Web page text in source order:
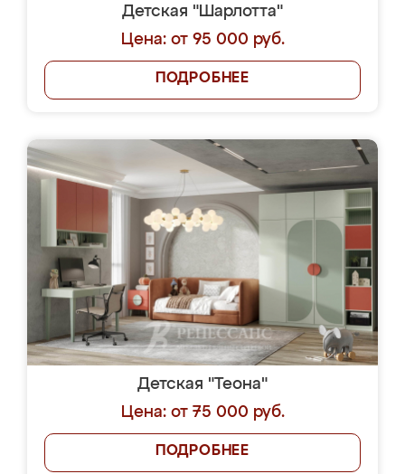
Детская "Шарлотта"
Цена: от 95 000 руб.
ПОДРОБНЕЕ
Детская "Теона"
Цена: от 75 000 руб.
ПОДРОБНЕЕ